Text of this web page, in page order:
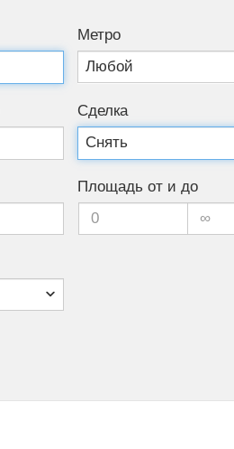
Метро
Любой
Сделка
Площадь от и до